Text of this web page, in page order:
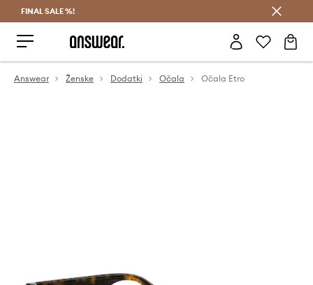
FINAL SALE %!
Answear Ženske Dodatki Očala Očala Etro